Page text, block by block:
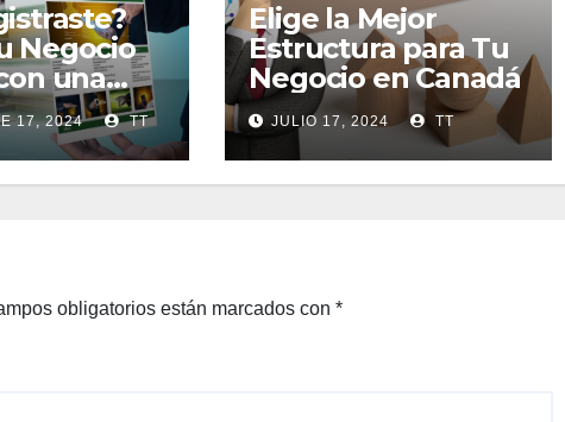
Negocio
una
17, 2024 TT
Elige la Mejor
Estructura para Tu
Negocio en Canadá
JULIO 17, 2024 TT
obligatorios están marcados con *